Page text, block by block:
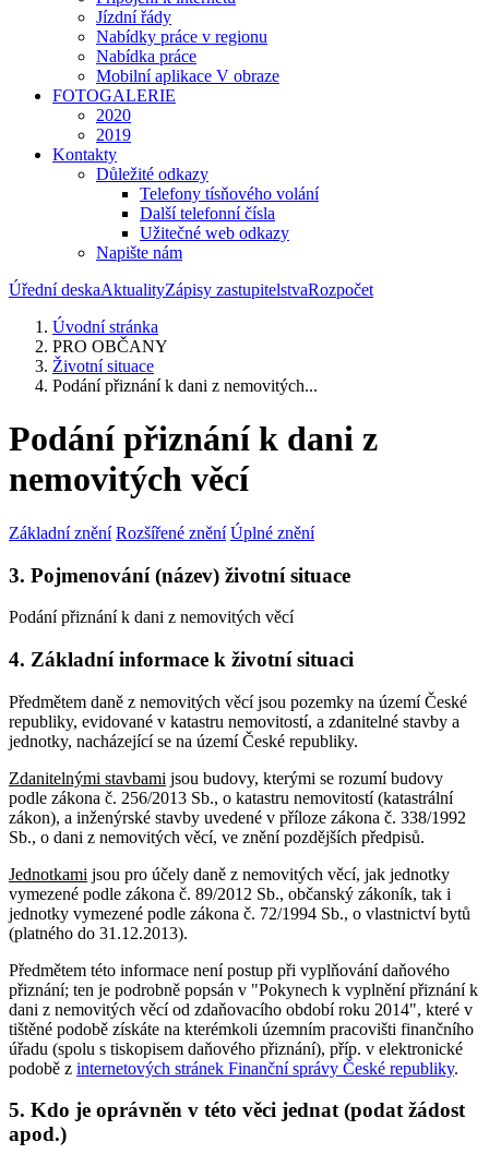
Jízdní řády
Nabídky práce v regionu
Nabídka práce
Mobilní aplikace V obraze
FOTOGALERIE
2020
2019
Kontakty
Důležité odkazy
Telefony tísňového volání
Další telefonní čísla
Užitečné web odkazy
Napište nám
Úřední deskaAktualityZápisy zastupitelstvaRozpočet
Úvodní stránka
PRO OBČANY
Životní situace
Podání přiznání k dani z nemovitých...
Podání přiznání k dani z
nemovitých věcí
Základní znění Rozšířené znění Úplné znění
3. Pojmenování (název) životní situace
Podání přiznání k dani z nemovitých věcí
4. Základní informace k životní situaci
Předmětem daně z nemovitých věcí jsou pozemky na území České
republiky, evidované v katastru nemovitostí, a zdanitelné stavby a
jednotky, nacházející se na území České republiky.
Zdanitelnými stavbami jsou budovy, kterými se rozumí budovy
podle zákona č. 256/2013 Sb., o katastru nemovitostí (katastrální
zákon), a inženýrské stavby uvedené v příloze zákona č. 338/1992
Sb., o dani z nemovitých věcí, ve znění pozdějších předpisů.
Jednotkami jsou pro účely daně z nemovitých věcí, jak jednotky
vymezené podle zákona č. 89/2012 Sb., občanský zákoník, tak i
jednotky vymezené podle zákona č. 72/1994 Sb., o vlastnictví bytů
(platného do 31.12.2013).
Předmětem této informace není postup při vyplňování daňového
přiznání; ten je podrobně popsán v "Pokynech k vyplnění přiznání k
dani z nemovitých věcí od zdaňovacího období roku 2014", které v
tištěné podobě získáte na kterémkoli územním pracovišti finančního
úřadu (spolu s tiskopisem daňového přiznání), příp. v elektronické
podobě z internetových stránek Finanční správy České republiky.
5. Kdo je oprávněn v této věci jednat (podat žádost
apod.)